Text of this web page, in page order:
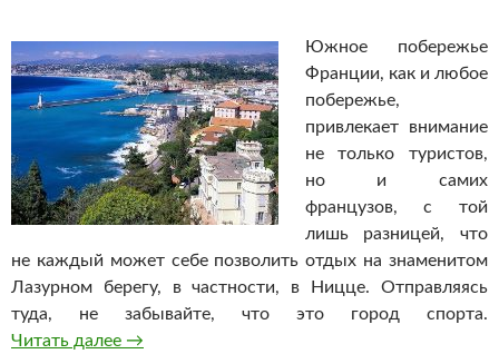
Южное побережье
Франции, как и любое
побережье,
привлекает внимание
не только туристов,
но и самих
французов, с той
лишь разницей, что
не каждый может себе позволить отдых на знаменитом
Лазурном берегу, в частности, в Ницце. Отправляясь
туда, не забывайте, что это город спорта.
Читать далее Достопримечательности Ниццы или что
→